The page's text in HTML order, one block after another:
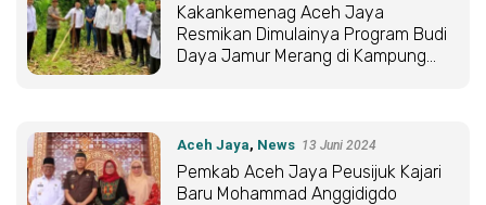
Kakankemenag Aceh Jaya
Resmikan Dimulainya Program Budi
Daya Jamur Merang di Kampung
Aceh Jaya, News 13 Juni 2024
Pemkab Aceh Jaya Peusijuk Kajari
Baru Mohammad Anggidigdo